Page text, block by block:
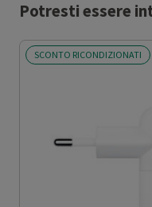
Potresti essere
SCONTO RICONDIZIONATI